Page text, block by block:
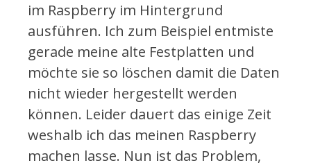
im Raspberry im Hintergrund
ausführen. Ich zum Beispiel entmiste
gerade meine alte Festplatten und
möchte sie so löschen damit die Daten
nicht wieder hergestellt werden
können. Leider dauert das einige Zeit
weshalb ich das meinen Raspberry
machen lasse. Nun ist das Problem,